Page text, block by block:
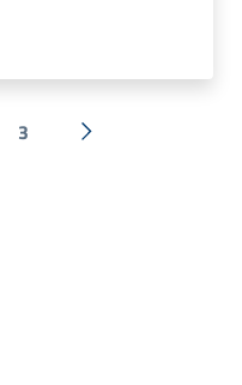
3 Successiva »